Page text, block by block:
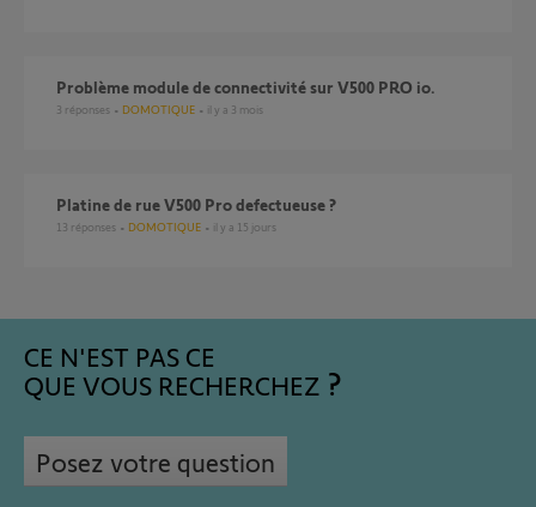
Problème module de connectivité sur V500 PRO io.
3 réponses DOMOTIQUE il y a 3 mois
platine de rue V500 Pro defectueuse ?
13 réponses DOMOTIQUE il y a 15 jours
CE N'EST PAS CE
QUE VOUS RECHERCHEZ
Posez votre question